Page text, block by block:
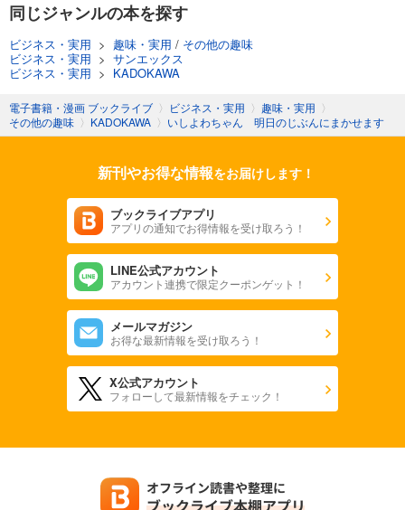
同じジャンルの本を探す
ビジネス・実用 > 趣味・実用 / その他の趣味
ビジネス・実用 > サンエックス
ビジネス・実用 > KADOKAWA
電子書籍・漫画 ブックライブ 〉 ビジネス・実用 〉 趣味・実用 〉
その他の趣味 〉 KADOKAWA 〉 いしよわちゃん 明日のじぶんにまかせます
新刊やお得な情報をお届けします！
ブックライブアプリ
アプリの通知でお得情報を受け取ろう！
LINE公式アカウント
アカウント連携で限定クーポンゲット！
メールマガジン
お得な最新情報を受け取ろう！
X公式アカウント
フォローして最新情報をチェック！